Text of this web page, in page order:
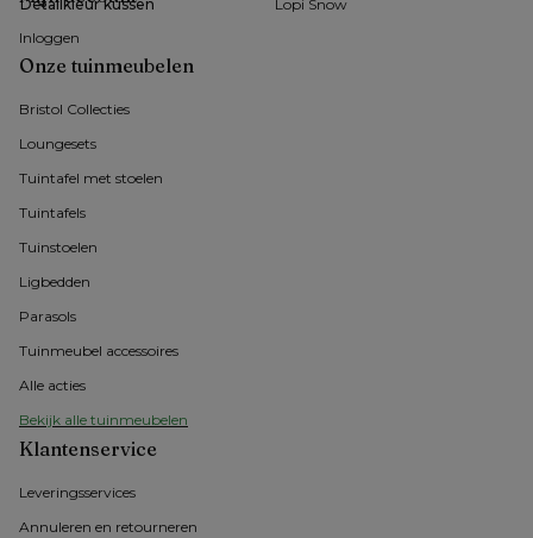
Detailkleur kussen
Lopi Snow
Onze tuinmeubelen
Bristol Collecties
Loungesets
Tuintafel met stoelen
Tuintafels
Tuinstoelen
Ligbedden
Parasols
Tuinmeubel accessoires
Alle acties
Bekijk alle tuinmeubelen
Klantenservice
Leveringsservices
Annuleren en retourneren
Inloggen